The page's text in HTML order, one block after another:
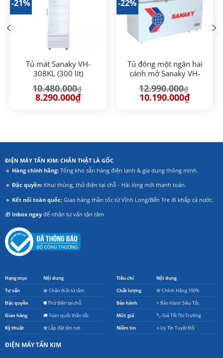
-21%
Tủ mát Sanaky VH-
308KL (300 lít)
10.480.000₫
Giá
gốc
8.290.000₫Giá
-22%
Tủ đông một ngăn hai
cánh mở Sanaky VH-
12.990.000₫
Giá
gốc
10.190.000₫Giá
ĐIỆN MÁY TẤN KIM: CHÂN THẬT LÀ GỐC
🔹 Hàng chính hãng:Tổng kho sẵn hàng điện lạnh & gia dụng thông minh.
🔹 Đặc quyền:Khui thùng, thử điện tại chỗ - Hài lòng mới thanh toán.
🔹 Kết nối toàn quốc:Giao hàng thần tốc từ Vĩnh Long/Bến Tre đi khắp cả nước.
🎁 Inbox ngayđể nhận tư vấn tận tâm
Hạng mục Nội dung
Tư vấn 💎 Chân thật từ tâm
Đặc quyền 🛡️ Thử điện tại chỗ
Giao hàng 🚚 Toàn quốc thần tốc
Kỹ thuật 🛠️ Lắp đặt tận nơi
Tiêu chí Nội dung
Chất lượng 💯 Chính Hãng 100%
Bảo hành ⚡ Bảo Hành Siêu Tốc
Mức giá 🏷️ Giá Tốt Thị Trường
Niềm tin ⭐ Uy Tín Tuyệt Đối
ĐIỆN MÁY TẤN KIM